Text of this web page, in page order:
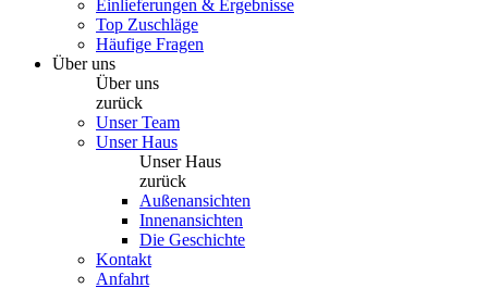
Einlieferungen & Ergebnisse
Top Zuschläge
Häufige Fragen
Über uns
Über uns
zurück
Unser Team
Unser Haus
Unser Haus
zurück
Außenansichten
Innenansichten
Die Geschichte
Kontakt
Anfahrt